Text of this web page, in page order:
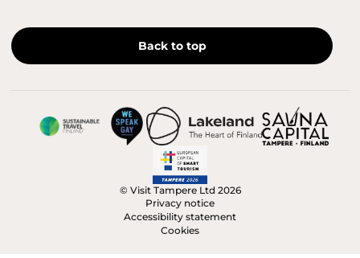
Back to top
© Visit Tampere Ltd 2026
Privacy notice
Accessibility statement
Cookies